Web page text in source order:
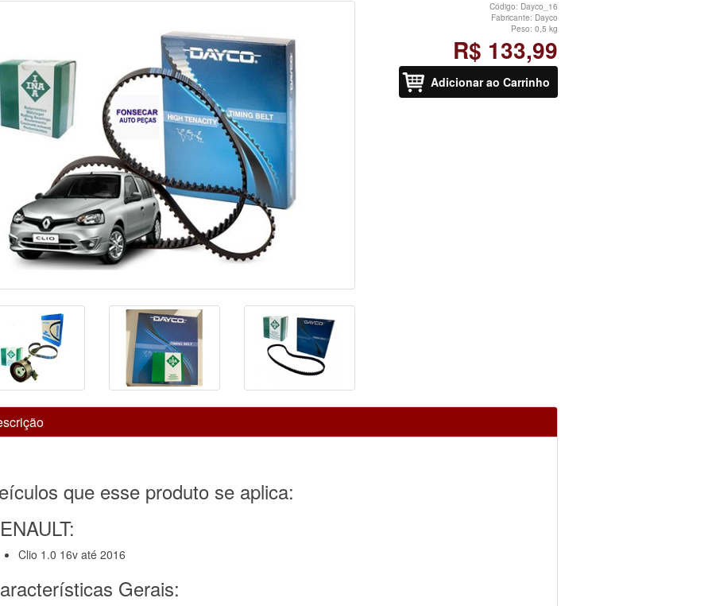
Código: Dayco_16
Fabricante: Dayco
Peso: 0,5 kg
R$ 133,99
Adicionar ao Carrinho
que esse produto se aplica:
Clio 1.0 16v até 2016
Gerais: